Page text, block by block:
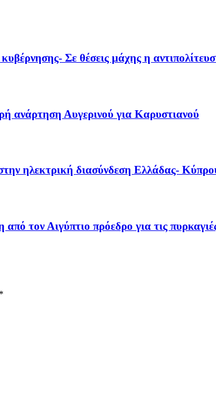
Σε θέσεις μάχης η
ανάρτηση Αυγερινού για Καρυστιανού
ηλεκτρική διασύνδεση Ελλάδας-
τον Αιγύπτιο πρόεδρο για τις
*